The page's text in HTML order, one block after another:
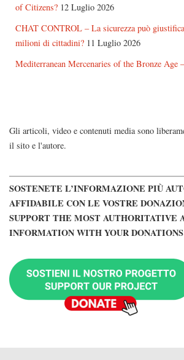
of Citizens? 12 Luglio 2026
CHAT CONTROL – La sicurezza può
milioni di cittadini? 11 Luglio 2026
Mediterranean Mercenaries of the Bronze Age
Gli articoli, video e contenuti media sono
il sito e l'autore.
SOSTENETE L’INFORMAZIONE PIÙ
AFFIDABILE CON LE VOSTRE
SUPPORT THE MOST AUTHORITATIVE
INFORMATION WITH YOUR